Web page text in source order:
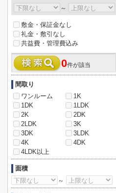
～
敷金・保証金なし
礼金・敷引なし
共益費・管理費込み
0件が該当
間取り
ワンルーム
1K
1DK
1LDK
2K
2DK
2LDK
3K
3DK
3LDK
4K
4DK
4LDK以上
面積
～